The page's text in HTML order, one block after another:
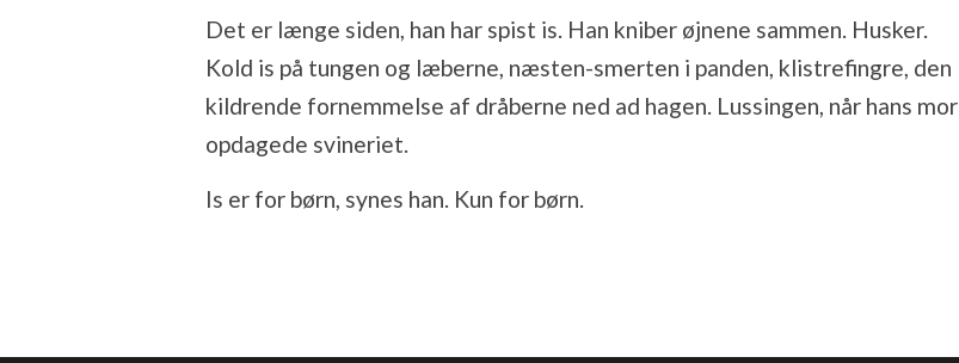
Det er længe siden, han har spist is. Han kniber øjnene sammen. Husker.
Kold is på tungen og læberne, næsten-smerten i panden, klistrefingre, den
kildrende fornemmelse af dråberne ned ad hagen. Lussingen, når hans mor
opdagede svineriet.
Is er for børn, synes han. Kun for børn.